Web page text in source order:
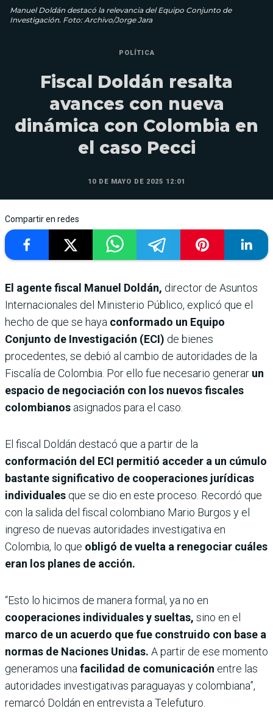
Manuel Doldán destacó la relevancia del Equipo Conjunto de
Investigación. Foto: Archivo/Jorge Jara
POLÍTICA
Fiscal Doldán resalta
avances con nueva
dinámica con Colombia en
el caso Pecci
10 DE MAYO DE 2025 12:01
Compartir en redes
El agente fiscal Manuel Doldán, director de Asuntos
Internacionales del Ministerio Público, explicó que el
hecho de que se haya conformado un Equipo
Conjunto de Investigación (ECI) de bienes
procedentes, se debió al cambio de autoridades de la
Fiscalía de Colombia. Por ello fue necesario generar un
espacio de negociación con los nuevos fiscales
colombianos asignados para el caso.
El fiscal Doldán destacó que a partir de la
conformación del ECI permitió acceder a un cúmulo
bastante significativo de cooperaciones jurídicas
individuales que se dio en este proceso. Recordó que
con la salida del fiscal colombiano Mario Burgos y el
ingreso de nuevas autoridades investigativa en
Colombia, lo que obligó de vuelta a renegociar cuáles
eran los planes de acción.
“Esto lo hicimos de manera formal, ya no en
cooperaciones individuales y sueltas, sino en el
marco de un acuerdo que fue construido con base a
normas de Naciones Unidas. A partir de ese momento
generamos una facilidad de comunicación entre las
autoridades investigativas paraguayas y colombiana”,
remarcó Doldán en entrevista a Telefuturo.